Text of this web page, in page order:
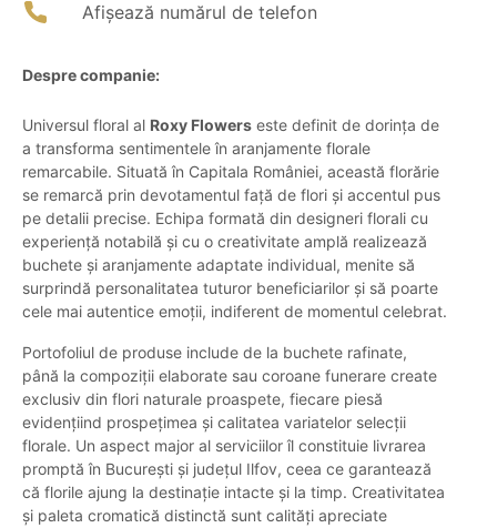
Afișează numărul de telefon
Despre companie:
Universul floral al Roxy Flowers este definit de dorința de
a transforma sentimentele în aranjamente florale
remarcabile. Situată în Capitala României, această florărie
se remarcă prin devotamentul față de flori și accentul pus
pe detalii precise. Echipa formată din designeri florali cu
experiență notabilă și cu o creativitate amplă realizează
buchete și aranjamente adaptate individual, menite să
surprindă personalitatea tuturor beneficiarilor și să poarte
cele mai autentice emoții, indiferent de momentul celebrat.
Portofoliul de produse include de la buchete rafinate,
până la compoziții elaborate sau coroane funerare create
exclusiv din flori naturale proaspete, fiecare piesă
evidențiind prospețimea și calitatea variatelor selecții
florale. Un aspect major al serviciilor îl constituie livrarea
promptă în București și județul Ilfov, ceea ce garantează
că florile ajung la destinație intacte și la timp. Creativitatea
și paleta cromatică distinctă sunt calități apreciate